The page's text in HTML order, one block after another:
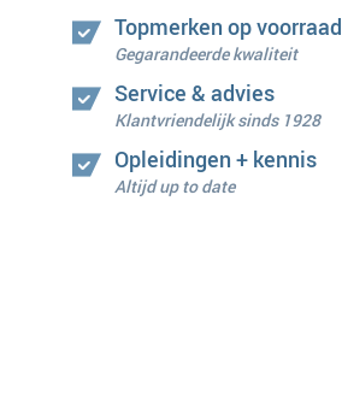
Topmerken op voorraad
Gegarandeerde kwaliteit
Service & advies
Klantvriendelijk sinds 1928
Opleidingen + kennis
Altijd up to date